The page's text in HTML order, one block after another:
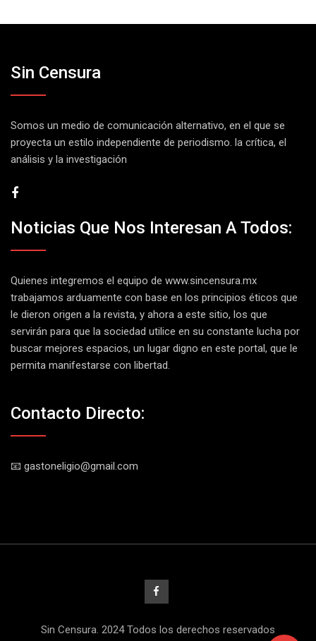
Sin Censura
Somos un medio de comunicación alternativo, en el que se
proyecta un estilo independiente de periodismo. la crítica, el
análisis y la investigación
Noticias Que Nos Interesan A Todos:
Quienes integremos el equipo de www.sincensura.mx
trabajamos arduamente con base en los principios éticos que
le dieron origen a la revista, y ahora a este sitio, los que
servirán para que la sociedad utilice en su constante lucha por
buscar mejores espacios, un lugar digno en este portal, que le
permita manifestarse con libertad.
Contacto Directo:
📧 gastoneligio@gmail.com
Sin Censura. 2024 Todos los derechos reservados